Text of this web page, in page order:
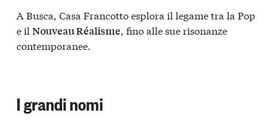
A Busca, Casa Francotto esplora il legame tra la Pop
e il Nouveau Réalisme, fino alle sue risonanze
contemporanee.
I grandi nomi